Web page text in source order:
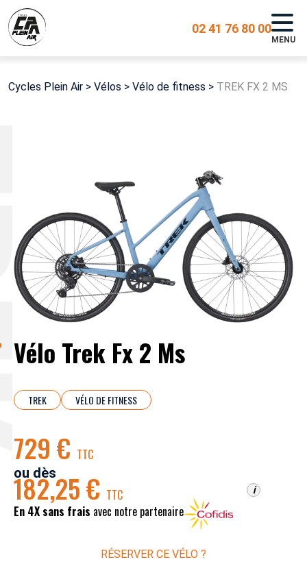
02 41 76 80 00
MENU
Cycles Plein Air > Vélos > Vélo de fitness > TREK FX 2 MS
Vélo Trek Fx 2 Ms
TREK VÉLO DE FITNESS
729 € TTC
ou dès
182,25 € TTC
En 4X sans frais avec notre partenaire
i
RÉSERVER CE VÉLO ?